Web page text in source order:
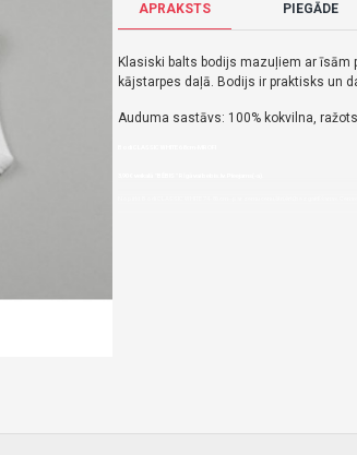
APRAKSTS PIEGĀDE
Klasiski balts bodijs mazuļiem ar īsām
kājstarpes daļā. Bodijs ir praktisks un
Auduma sastāvs: 100% kokvilna,